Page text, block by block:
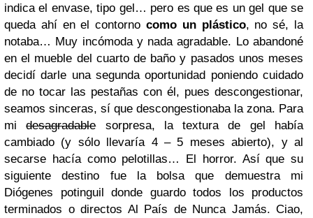
indica el envase, tipo gel… pero es que es un gel que se
queda ahí en el contorno como un plástico, no sé, la
notaba… Muy incómoda y nada agradable. Lo abandoné
en el mueble del cuarto de baño y pasados unos meses
decidí darle una segunda oportunidad poniendo cuidado
de no tocar las pestañas con él, pues descongestionar,
seamos sinceras, sí que descongestionaba la zona. Para
midesagradablesorpresa, la textura de gel había
cambiado (y sólo llevaría 4 – 5 meses abierto), y al
secarse hacía como pelotillas… El horror. Así que su
siguiente destino fue la bolsa que demuestra mi
Diógenes potinguil donde guardo todos los productos
terminados o directos Al País de Nunca Jamás. Ciao,